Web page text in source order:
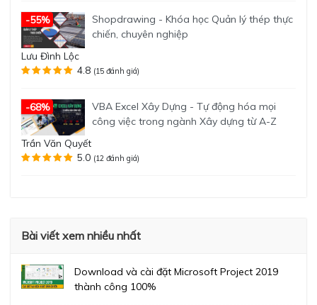
-55%
Shopdrawing - Khóa học Quản lý thép thực
chiến, chuyên nghiệp
Lưu Đình Lộc
4.8 (15 đánh giá)
-68%
VBA Excel Xây Dựng - Tự động hóa mọi
công việc trong ngành Xây dựng từ A-Z
Trần Văn Quyết
5.0 (12 đánh giá)
Bài viết xem nhiều nhất
Download và cài đặt Microsoft Project 2019
thành công 100%